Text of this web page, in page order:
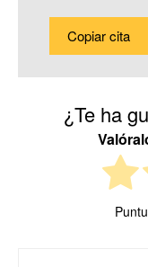
Copiar cita
¿Te ha